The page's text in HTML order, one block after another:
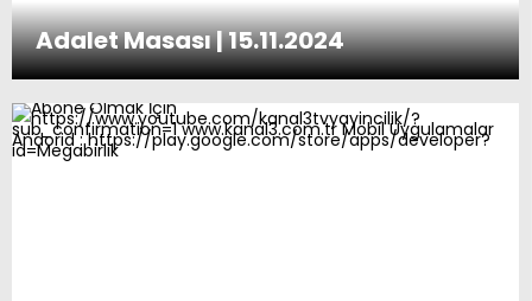
Adalet Masası | 15.11.2024